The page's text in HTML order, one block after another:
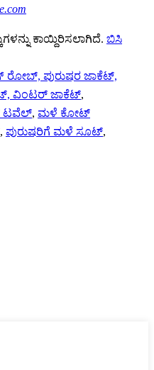
ಕಾಯ್ದಿರಿಸಲಾಗಿದೆ. ಬಿಸಿ
ರೋಬ್, ಪುರುಷರ ಜಾಕೆಟ್,
ವಿಂಟರ್ ಜಾಕೆಟ್,
ಟವೆಲ್, ಮಳೆ ಕೋಟ್
, ಪುರುಷರಿಗೆ ಮಳೆ ಸೂಟ್,